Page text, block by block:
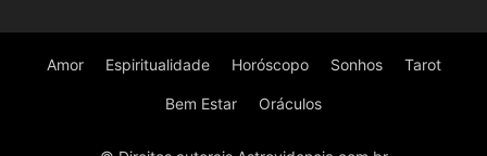
Amor Espiritualidade Horóscopo Sonhos Tarot
Bem Estar Oráculos